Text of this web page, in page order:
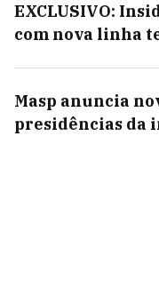
EXCLUSIVO:
com nova linha
Masp anuncia
presidências da